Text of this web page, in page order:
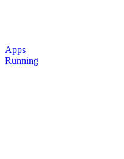
Apps
Running